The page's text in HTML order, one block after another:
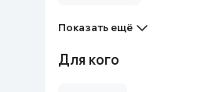
Товары для дома
Показать ещё
Для кого